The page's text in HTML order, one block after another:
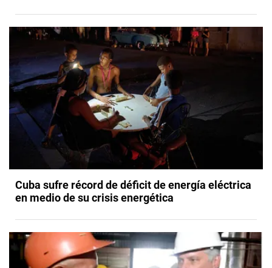
Cuba sufre récord de déficit de energía eléctrica
en medio de su crisis energética